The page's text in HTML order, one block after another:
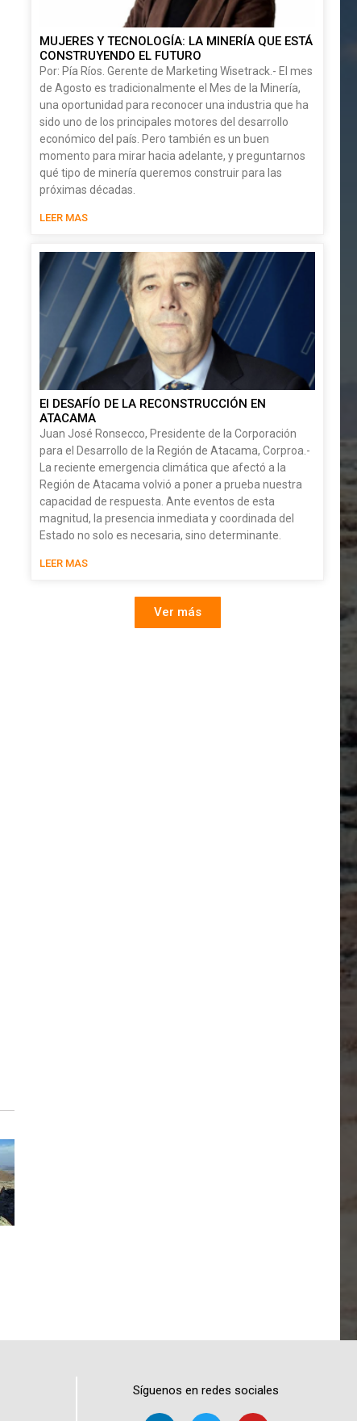
MUJERES Y TECNOLOGÍA: LA MINERÍA QUE ESTÁ
CONSTRUYENDO EL FUTURO
Por: Pía Ríos. Gerente de Marketing Wisetrack.- El mes
de Agosto es tradicionalmente el Mes de la Minería,
una oportunidad para reconocer una industria que ha
sido uno de los principales motores del desarrollo
económico del país. Pero también es un buen
momento para mirar hacia adelante, y preguntarnos
qué tipo de minería queremos construir para las
próximas décadas.
LEER MAS
El DESAFÍO DE LA RECONSTRUCCIÓN EN
ATACAMA
Juan José Ronsecco, Presidente de la Corporación
para el Desarrollo de la Región de Atacama, Corproa.-
La reciente emergencia climática que afectó a la
Región de Atacama volvió a poner a prueba nuestra
capacidad de respuesta. Ante eventos de esta
magnitud, la presencia inmediata y coordinada del
Estado no solo es necesaria, sino determinante.
LEER MAS
Ver más
Síguenos en redes sociales